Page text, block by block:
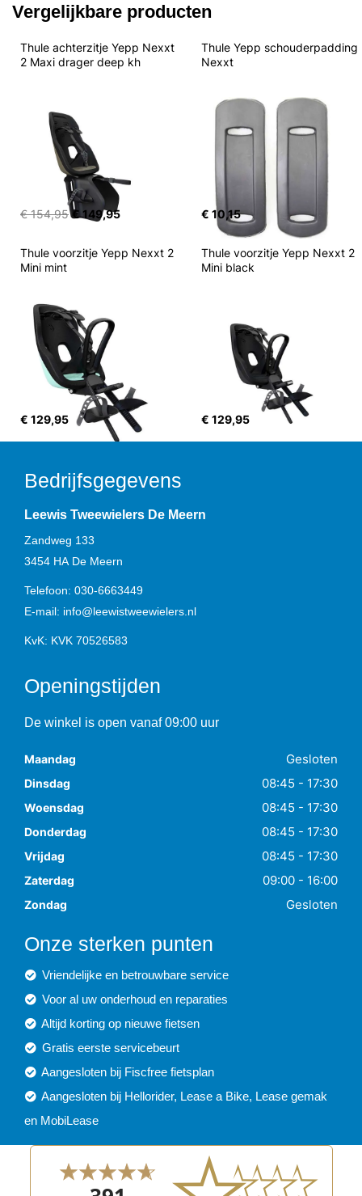
Vergelijkbare producten
Thule achterzitje Yepp Nexxt
2 Maxi drager deep kh
€ 154,95 € 149,95
Thule Yepp schouderpadding
Nexxt
€ 10,15
Thule voorzitje Yepp Nexxt 2
Mini mint
€ 129,95
Thule voorzitje Yepp Nexxt 2
Mini black
€ 129,95
Bedrijfsgegevens
Leewis Tweewielers De Meern
Zandweg 133
3454 HA De Meern
Telefoon: 030-6663449
E-mail: info@leewistweewielers.nl
KvK: KVK 70526583
Openingstijden
De winkel is open vanaf 09:00 uur
Maandag Gesloten
Dinsdag 08:45 - 17:30
Woensdag 08:45 - 17:30
Donderdag 08:45 - 17:30
Vrijdag 08:45 - 17:30
Zaterdag 09:00 - 16:00
Zondag Gesloten
Onze sterken punten
Vriendelijke en betrouwbare service
Voor al uw onderhoud en reparaties
Altijd korting op nieuwe fietsen
Gratis eerste servicebeurt
Aangesloten bij Fiscfree fietsplan
Aangesloten bij Hellorider, Lease a Bike, Lease gemak
en MobiLease